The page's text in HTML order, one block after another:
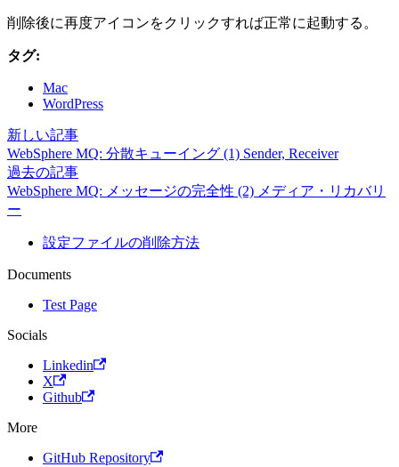
削除後に再度アイコンをクリックすれば正常に起動する。
タグ:
Mac
WordPress
新しい記事
WebSphere MQ: 分散キューイング (1) Sender, Receiver
過去の記事
WebSphere MQ: メッセージの完全性 (2) メディア・リカバリ
ー
設定ファイルの削除方法
Documents
Test Page
Socials
Linkedin
X
Github
More
GitHub Repository